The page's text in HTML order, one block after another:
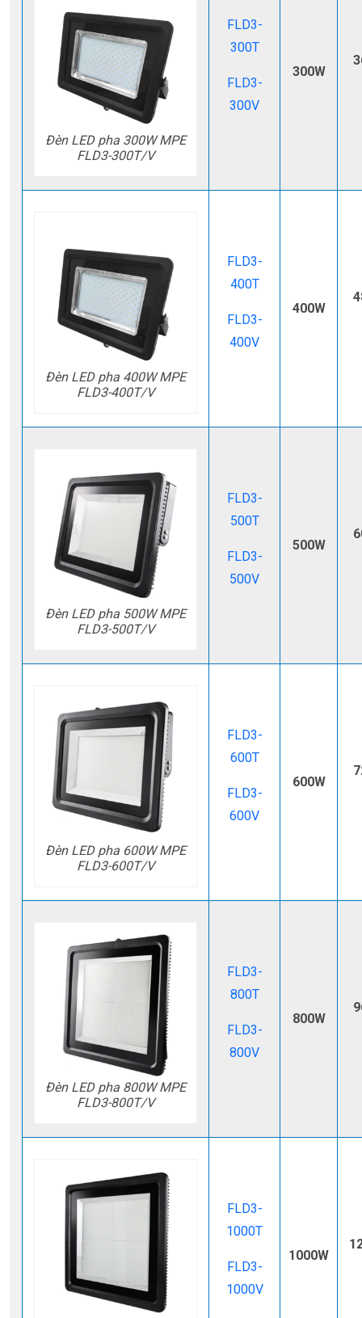
Đèn LED pha 300W MPE
FLD3-300T/V
FLD3-
300T
FLD3-
300V
300W
Đèn LED pha 400W MPE
FLD3-400T/V
FLD3-
400T
FLD3-
400V
400W
Đèn LED pha 500W MPE
FLD3-500T/V
FLD3-
500T
FLD3-
500V
500W
Đèn LED pha 600W MPE
FLD3-600T/V
FLD3-
600T
FLD3-
600V
600W
Đèn LED pha 800W MPE
FLD3-800T/V
FLD3-
800T
FLD3-
800V
800W
FLD3-
1000T
FLD3-
1000V
1000W